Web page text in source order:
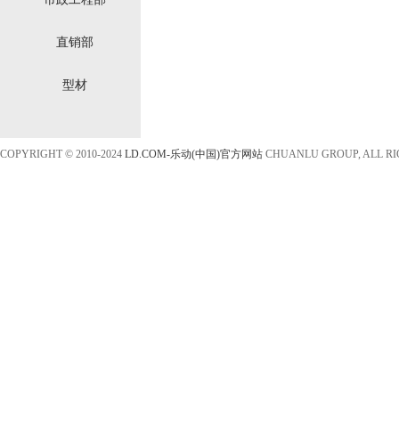
直销部
型材
COPYRIGHT © 2010-2024 LD.COM-乐动(中国)官方网站 CHUANLU GROUP, ALL